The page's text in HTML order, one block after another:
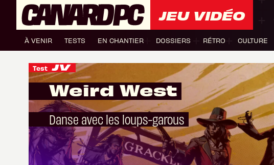
JEU VIDÉO
À VENIR TESTS EN CHANTIER DOSSIERS RÉTRO CULTURE
Test
Weird West
Danse avec les loups-garous